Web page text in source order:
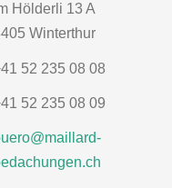
Hölderli 13 A
Winterthur
52 235 08 08
52 235 08 09